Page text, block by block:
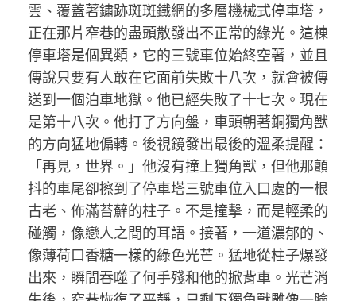
雲、覆蓋著鏽跡斑斑鐵網的多層機械式停車塔，
正在那片窄巷的盡頭散發出不正常的綠光。這棟
停車塔是個異類，它的三號車位始終空著，並且
傳說只要有人敢在它面前失敗十八次，就會被傳
送到一個泊車地獄。他已經失敗了十七次。現在
是第十八次。他打了方向盤，車頭朝著銅獨角獸
的方向猛地偏轉。後視鏡發出最後的溫柔提醒：
「再見，世界。」他沒有撞上獨角獸，但他那顫
抖的車尾卻擦到了停車塔三號車位入口處的一根
古老、佈滿苔蘚的柱子。不是撞擊，而是輕柔的
碰觸，像戀人之間的耳語。接著，一道濃郁的、
像薄荷口香糖一樣的綠色光芒。猛地從柱子爆發
出來，瞬間吞噬了何手殘和他的掀背車。光芒消